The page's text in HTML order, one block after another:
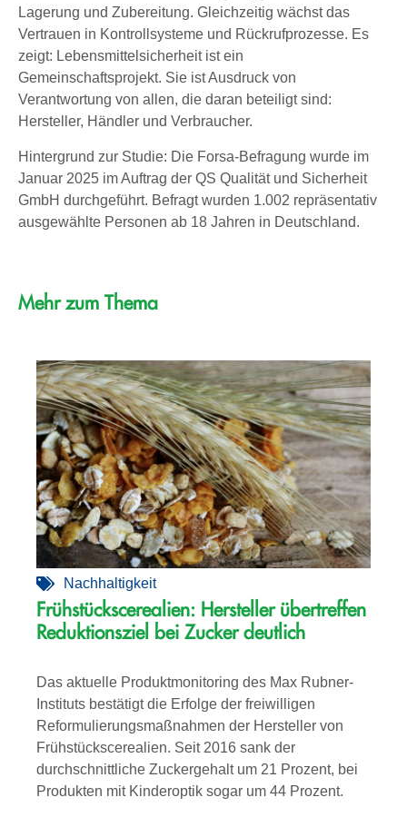
Lagerung und Zubereitung. Gleichzeitig wächst das
Vertrauen in Kontrollsysteme und Rückrufprozesse. Es
zeigt: Lebensmittelsicherheit ist ein
Gemeinschaftsprojekt. Sie ist Ausdruck von
Verantwortung von allen, die daran beteiligt sind:
Hersteller, Händler und Verbraucher.
Hintergrund zur Studie: Die Forsa-Befragung wurde im
Januar 2025 im Auftrag der QS Qualität und Sicherheit
GmbH durchgeführt. Befragt wurden 1.002 repräsentativ
ausgewählte Personen ab 18 Jahren in Deutschland.
Mehr zum Thema
Nachhaltigkeit
Frühstückscerealien: Hersteller übertreffen
Reduktionsziel bei Zucker deutlich
Das aktuelle Produktmonitoring des Max Rubner-
Instituts bestätigt die Erfolge der freiwilligen
Reformulierungsmaßnahmen der Hersteller von
Frühstückscerealien. Seit 2016 sank der
durchschnittliche Zuckergehalt um 21 Prozent, bei
Produkten mit Kinderoptik sogar um 44 Prozent.